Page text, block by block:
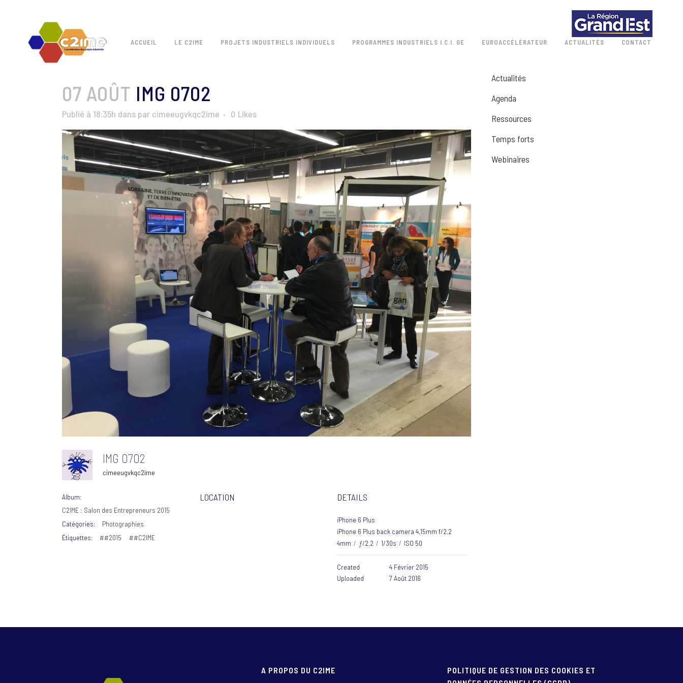
ACCUEIL LE C2IME PROJETS INDUSTRIELS INDIVIDUELS PROGRAMMES INDUSTRIELS I.C.I. GE EUROACCÉLÉRATEUR ACTUALITÉS CONTACT
07 AOÛT IMG 0702
Publié à 18:35h dans par cimeeugvkqc2ime 0 Likes
IMG 0702
cimeeugvkqc2ime
Album:
C2IME : Salon des Entrepreneurs 2015
Catégories:
Photographies
Étiquettes:
##2015 ##C2IME
LOCATION DETAILS
iPhone 6 Plus
iPhone 6 Plus back camera 4.15mm f/2.2
4mm / ƒ/2.2 / 1/30s / ISO 50
Created
4 Février 2015
Uploaded
7 Août 2016
Actualités
Agenda
Ressources
Temps forts
Webinaires
A PROPOS DU C2IME
POLITIQUE DE GESTION DES COOKIES ET